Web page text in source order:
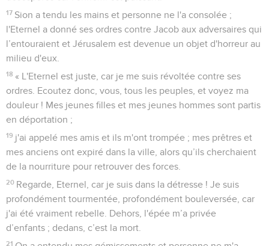
En pleine détresse une vraie raison
d'espérer
1 Je suis l'homme qui a vu la misère sous le bâton de sa
fureur.
2 Il m'a poussé, il m’a fait avancer dans les ténèbres, et non
dans la lumière.
3 Sans cesse il tourne et retourne sa main contre moi.
4 Il a fait dépérir ma chair et ma peau, il a brisé mes os.
Il a érigé des constructions contre moi, il m'a environné de